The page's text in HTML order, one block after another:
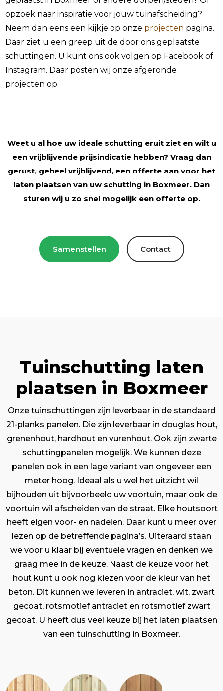
opzoek naar inspiratie voor jouw tuinafscheiding?
Neem dan eens een kijkje op onze projecten pagina.
Daar ziet u een greep uit de door ons geplaatste
schuttingen. U kunt ons ook volgen op Facebook of
Instagram. Daar posten wij onze afgeronde
projecten op.
Weet u al hoe uw ideale schutting eruit ziet en wilt u
een vrijblijvende prijsindicatie hebben? Vraag dan
gerust, geheel vrijblijvend, een offerte aan voor het
laten plaatsen van uw schutting in Boxmeer. Dan
sturen wij u zo snel mogelijk een offerte op.
Samenstellen Contact
Tuinschutting laten
plaatsen in Boxmeer
Onze tuinschuttingen zijn leverbaar in de standaard
21-planks panelen. Die zijn leverbaar in douglas hout,
grenenhout, hardhout en vurenhout. Ook zijn zwarte
schuttingpanelen mogelijk. We kunnen deze
panelen ook in een lage variant van ongeveer een
meter hoog. Ideaal als u wel het uitzicht wil
bijhouden uit bijvoorbeeld uw voortuin, maar ook de
voortuin wil afscheiden van de straat. Elke houtsoort
heeft eigen voor- en nadelen. Daar kunt u meer over
lezen op de betreffende pagina’s. Uiteraard staan
we voor u klaar bij eventuele vragen en denken we
graag mee in de keuze. Naast de keuze voor het
hout kunt u ook nog kiezen voor de kleur van het
beton. Dit kunnen we leveren in antraciet, wit, zwart
gecoat, rotsmotief antraciet en rotsmotief zwart
gecoat. U heeft dus veel keuze bij het laten plaatsen
van een tuinschutting in Boxmeer.